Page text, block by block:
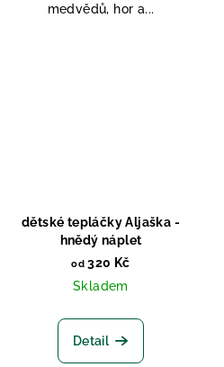
medvědů, hor a...
dětské tepláčky Aljaška -
hnědý náplet
od 320 Kč
Skladem
Detail